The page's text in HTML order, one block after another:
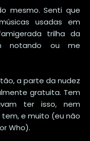
mesmo. Senti que
usadas em
trilha da
notando ou me
a parte da nudez
gratuita. Tem
ter isso, nem
e muito (eu não
Who).